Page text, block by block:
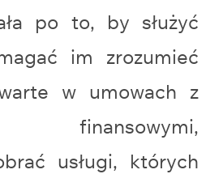
po to, by służyć
im zrozumieć
w umowach z
finansowymi,
usługi, których